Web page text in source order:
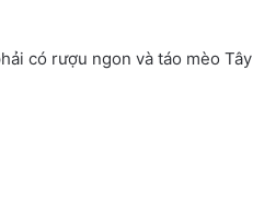
có rượu ngon và táo mèo Tây